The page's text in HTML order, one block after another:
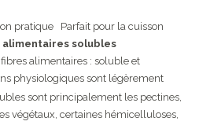
pratique
Parfait pour la cuisson
solubles
alimentaires : soluble et
physiologiques sont légèrement
sont principalement les pectines,
végétaux, certaines hémicelluloses,